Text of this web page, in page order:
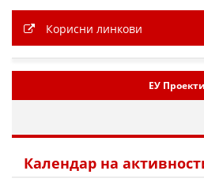
Корисни линкови
ЕУ Проекти
Календар на